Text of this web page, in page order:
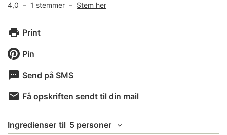
4,0 – 1 stemmer – Stem her
Print
Pin
Send på SMS
Få opskriften sendt til din mail
Ingredienser til 5 personer